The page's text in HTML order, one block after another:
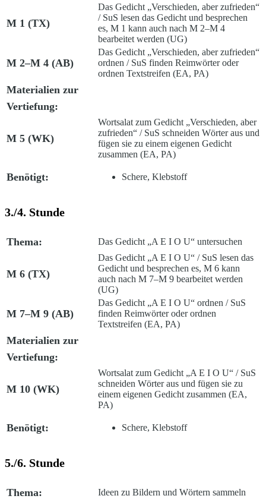
M 1 (TX)
Das Gedicht „Verschieden, aber zufrieden“
/SuS lesen das Gedicht und besprechen
es, M 1 kann auch nach M 2–M 4
bearbeitet werden (UG)
M 2–M 4 (AB)
Das Gedicht „Verschieden, aber zufrieden“
ordnen / SuS finden Reimwörter oder
ordnen Textstreifen (EA, PA)
Materialien zur
Vertiefung:
M 5 (WK)
Wortsalat zum Gedicht „Verschieden, aber
zufrieden“ / SuS schneiden Wörter aus und
fügen sie zu einem eigenen Gedicht
zusammen (EA, PA)
Benötigt: Schere, Klebstoff
3./4. Stunde
Thema: Das Gedicht „A E I O U“ untersuchen
M 6 (TX)
Das Gedicht „A E I O U“ / SuS lesen das
Gedicht und besprechen es, M 6 kann
auch nach M 7–M 9 bearbeitet werden
(UG)
M 7–M 9 (AB)
Das Gedicht „A E I O U“ ordnen /SuS
finden Reimwörter oder ordnen
Textstreifen (EA, PA)
Materialien zur
Vertiefung:
M 10 (WK)
Wortsalat zum Gedicht „A E I O U“ / SuS
schneiden Wörter aus und fügen sie zu
einem eigenen Gedicht zusammen (EA,
PA)
Benötigt: Schere, Klebstoff
5./6. Stunde
Thema: Ideen zu Bildern und Wörtern sammeln